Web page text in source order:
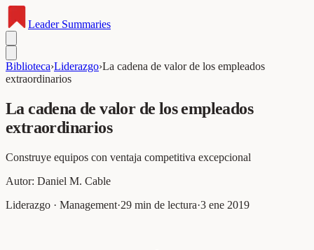
LeaderSummaries
Biblioteca›Liderazgo›La cadena de valor de los empleados
extraordinarios
La cadena de valor de los empleados
extraordinarios
Construye equipos con ventaja competitiva excepcional
Autor: Daniel M. Cable
Liderazgo · Management·29 min de lectura·3 ene 2019